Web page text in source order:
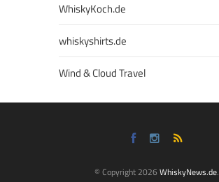
WhiskyKoch.de
whiskyshirts.de
Wind & Cloud Travel
© Copyright 2026 WhiskyNews.de.